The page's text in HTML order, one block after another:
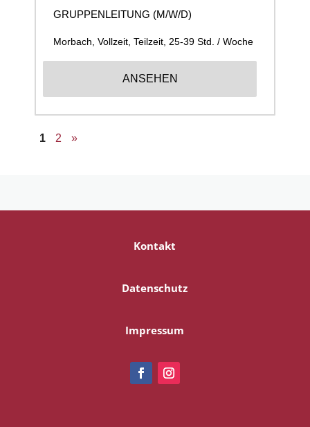
GRUPPENLEITUNG (M/W/D)
Morbach Vollzeit, Teilzeit, 25-39 Std. / Woche
ANSEHEN
1 2 »
Kontakt
Datenschutz
Impressum